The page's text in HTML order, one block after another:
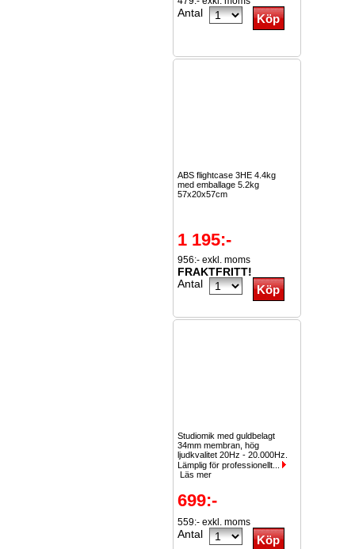
Antal
ABS flightcase 3HE 4.4kg
med emballage 5.2kg
57x20x57cm
1 195:-
956:- exkl. moms
FRAKTFRITT!
Antal
Studiomik med guldbelagt
34mm membran, hög
ljudkvalitet 20Hz - 20.000Hz.
Lämplig för professionellt...
Läs mer
699:-
559:- exkl. moms
Antal